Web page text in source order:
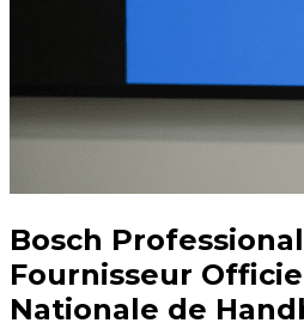
Bosch
Fournisseur
Nationale de